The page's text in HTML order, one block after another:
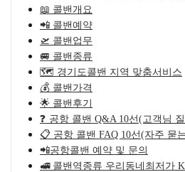
📖 콜밴개요
📲 콜밴예약
🛫 콜밴업무
🚐 콜밴종류
🗺️ 경기도콜밴 지역 맞춤서비스
💰 콜밴가격
🌟 콜밴후기
❓ 공항 콜밴 Q&A 10선(고객님
📋 공항 콜밴 FAQ 10선(자주 묻
📲공항콜밴 예약 및 문의
🚅 콜밴역종류 우리동네최저가